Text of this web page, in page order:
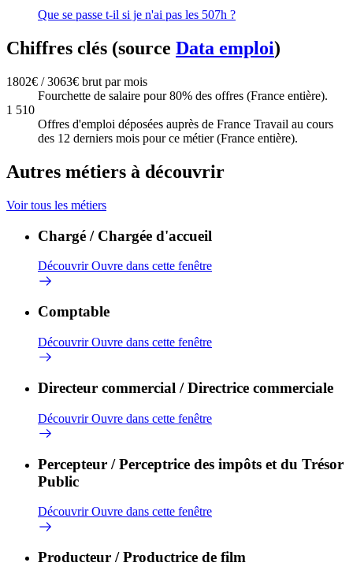
Que se passe t-il si je n'ai pas les 507h ?
Chiffres clés (source Data emploi)
1802€ / 3063€ brut par mois
Fourchette de salaire pour 80% des offres (France entière).
1 510
Offres d'emploi déposées auprès de France Travail au cours
des 12 derniers mois pour ce métier (France entière).
Autres métiers à découvrir
Voir tous les métiers
Chargé / Chargée d'accueil
DécouvrirOuvre dans cette fenêtre
Comptable
DécouvrirOuvre dans cette fenêtre
Directeur commercial / Directrice commerciale
DécouvrirOuvre dans cette fenêtre
Percepteur / Perceptrice des impôts et du Trésor
Public
DécouvrirOuvre dans cette fenêtre
Producteur / Productrice de film